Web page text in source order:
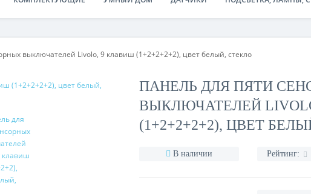
выключателей Livolo, 9 клавиш (1+2+2+2+2), цвет белый, стекло
ПАНЕЛЬ ДЛЯ ПЯТИ
ВЫКЛЮЧАТЕЛЕЙ
(1+2+2+2+2), ЦВЕТ
В наличии Рейтинг: